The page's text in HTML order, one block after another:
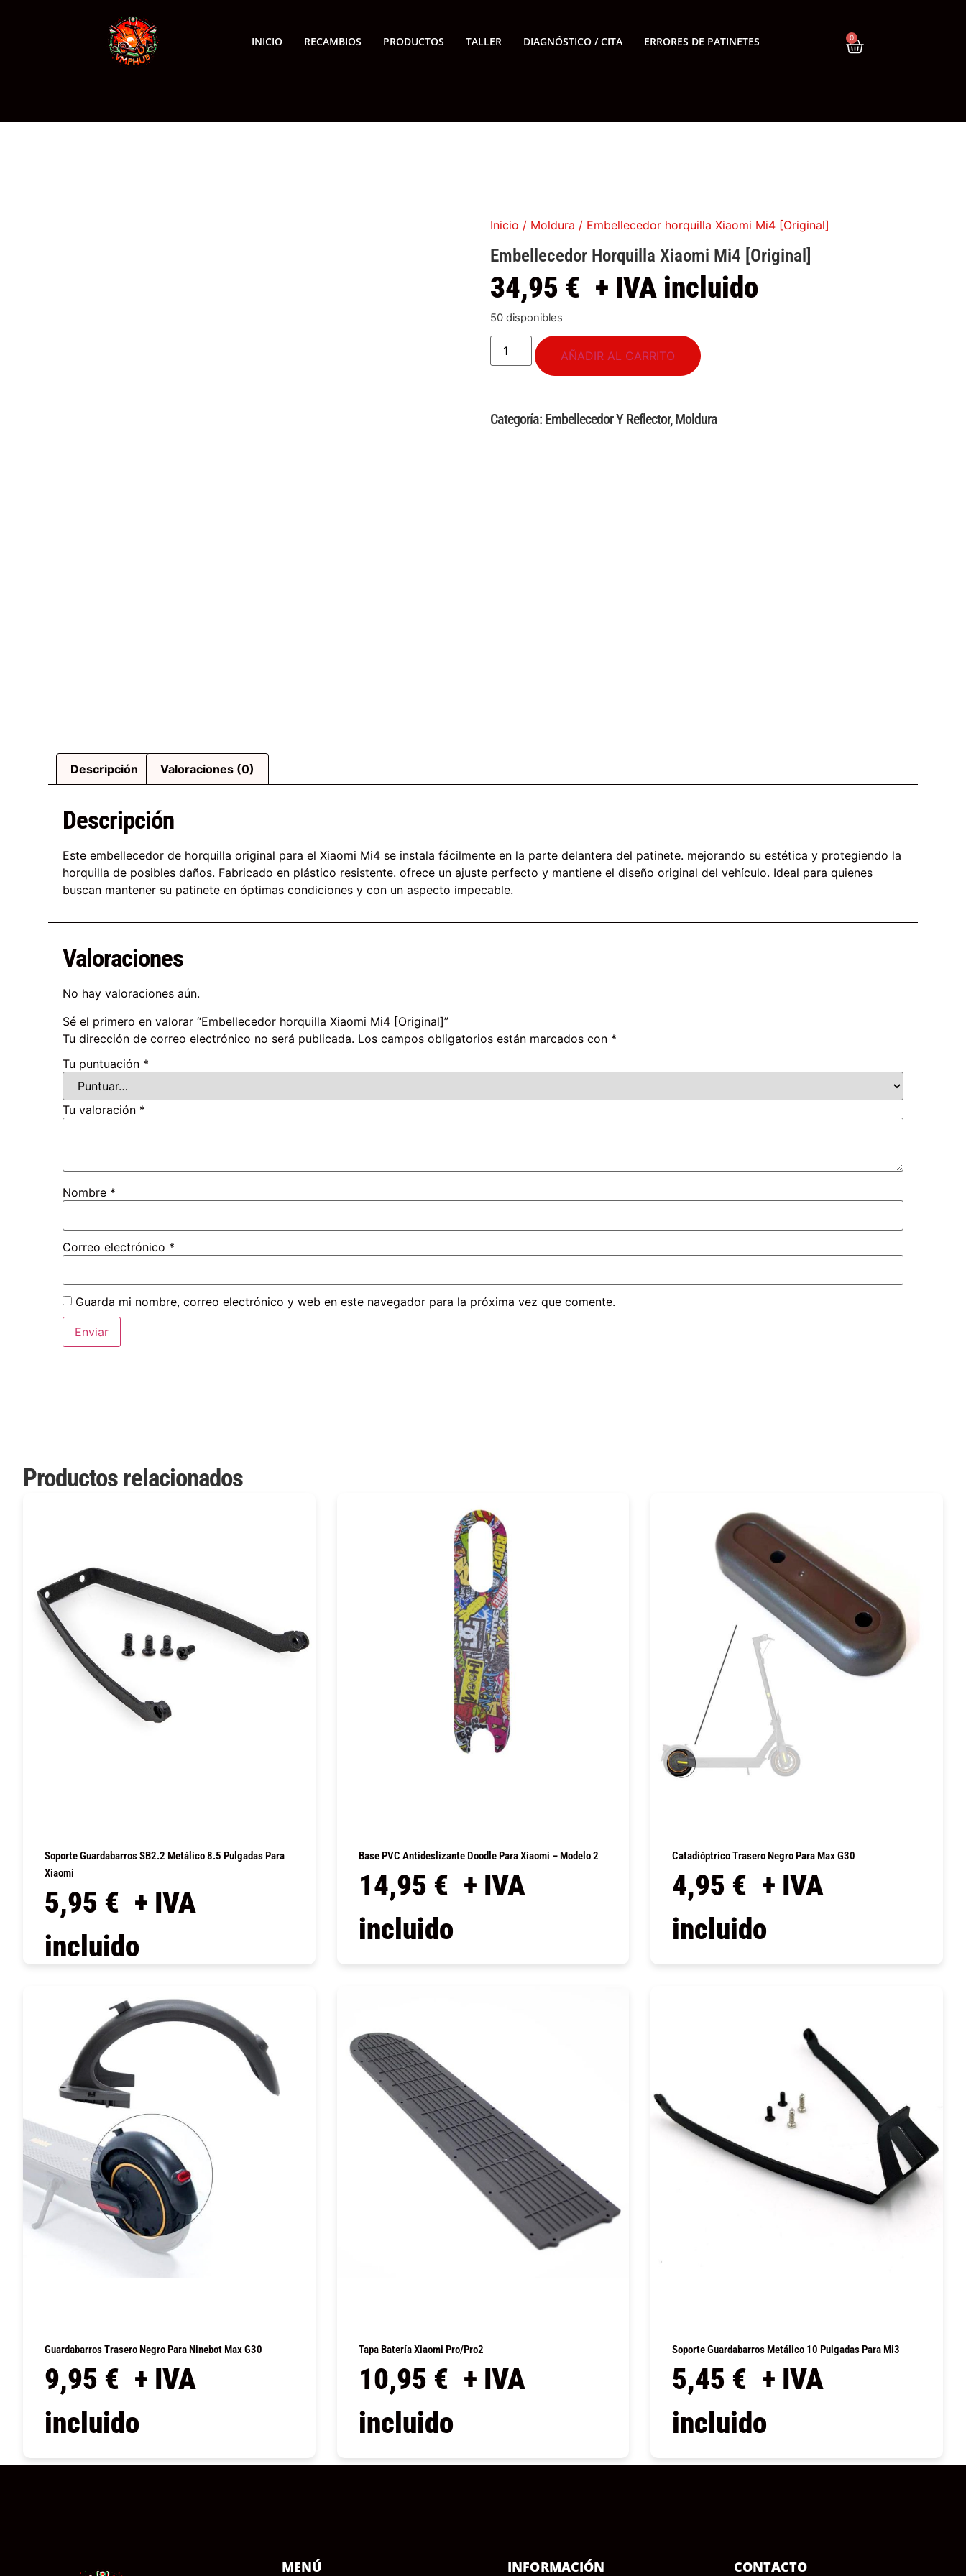
INICIO RECAMBIOS PRODUCTOS TALLER DIAGNÓSTICO / CITA ERRORES DE PATINETES 0
Inicio / Moldura / Embellecedor horquilla Xiaomi Mi4 [Original]
Embellecedor Horquilla Xiaomi Mi4 [Original]
34,95 € + IVA incluido
50 disponibles
AÑADIR AL CARRITO
Categoría: Embellecedor Y Reflector,Moldura
Descripción Valoraciones (0)
Descripción
Este embellecedor de horquilla original para el Xiaomi Mi4 se instala fácilmente en la parte delantera del patinete. mejorando su estética y protegiendo la
horquilla de posibles daños. Fabricado en plástico resistente. ofrece un ajuste perfecto y mantiene el diseño original del vehículo. Ideal para quienes
buscan mantener su patinete en óptimas condiciones y con un aspecto impecable.
Valoraciones
No hay valoraciones aún.
Sé el primero en valorar “Embellecedor horquilla Xiaomi Mi4 [Original]”
Tu dirección de correo electrónico no será publicada. Los campos obligatorios están marcados con *
Tu puntuación *
Tu valoración *
Nombre *
Correo electrónico *
Guarda mi nombre, correo electrónico y web en este navegador para la próxima vez que comente.
Productos relacionados
Soporte Guardabarros SB2.2 Metálico 8.5 Pulgadas Para
Xiaomi
5,95 € + IVA
incluido
Base PVC Antideslizante Doodle Para Xiaomi – Modelo 2
14,95 € + IVA
incluido
Catadióptrico Trasero Negro Para Max G30
4,95 € + IVA
incluido
Guardabarros Trasero Negro Para Ninebot Max G30
9,95 € + IVA
incluido
Tapa Batería Xiaomi Pro/Pro2
10,95 € + IVA
incluido
Soporte Guardabarros Metálico 10 Pulgadas Para Mi3
5,45 € + IVA
incluido
MENÚ INFORMACIÓN CONTACTO